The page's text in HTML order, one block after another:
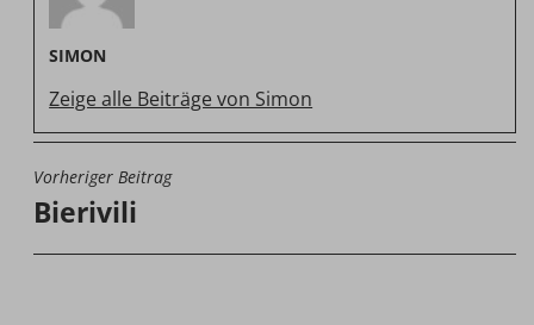
SIMON
Zeige alle Beiträge von Simon
BEITRAGSNAVIGATION
Vorheriger Beitrag
Bierivili